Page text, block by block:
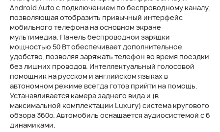
Android Auto с подключением по беспроводному каналу,
позволяющая отобразить привычный интерфейс
мобильного телефона на основном экране
мультимедиа. Панель беспроводной зарядки
мощностью 50 Вт обеспечивает дополнительное
удобство, позволяя заряжать телефон во время поездки
без лишних проводов. Интеллектуальный голосовой
помощник на русском и английском языках в
автономном режиме всегда готов прийти на помощь.
Устанавливается камера заднего вида и (в
максимальной комплектации Luxury) система кругового
обзора 360о. Автомобиль оснащается аудиосистемой с 6
динамиками.